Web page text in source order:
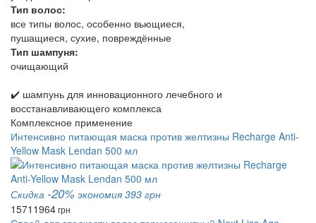
Тип волос:
все типы волос, особенно вьющиеся,
пушащиеся, сухие, повреждённые
Тип шампуня:
очищающий
✔️ шампунь для инновационного лечебного и
восстанавливающего комплекса
Комплексное применение
Интенсивно питающая маска против желтизны Recharge Anti-
Yellow Mask Lendan 500 мл
Скидка -20% экономия 393 грн
1571 1964грн